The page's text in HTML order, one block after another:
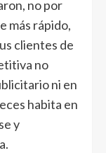
no por
más rápido,
clientes de
no
ni en
habita en
y